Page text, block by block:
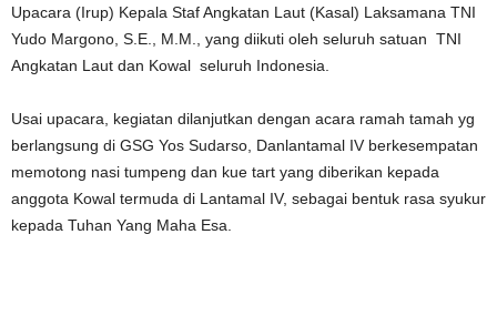
Upacara (Irup) Kepala Staf Angkatan Laut (Kasal) Laksamana TNI
Yudo Margono, S.E., M.M., yang diikuti oleh seluruh satuan TNI
Angkatan Laut dan Kowal seluruh Indonesia.
Usai upacara, kegiatan dilanjutkan dengan acara ramah tamah yg
berlangsung di GSG Yos Sudarso, Danlantamal IV berkesempatan
memotong nasi tumpeng dan kue tart yang diberikan kepada
anggota Kowal termuda di Lantamal IV, sebagai bentuk rasa syukur
kepada Tuhan Yang Maha Esa.